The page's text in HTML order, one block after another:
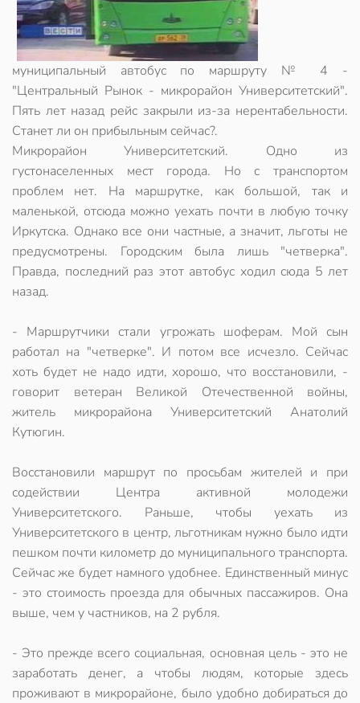
муниципальный автобус по маршруту № 4 -
"Центральный Рынок - микрорайон Университетский".
Пять лет назад рейс закрыли из-за нерентабельности.
Станет ли он прибыльным сейчас?.
Микрорайон Университетский. Одно из
густонаселенных мест города. Но с транспортом
проблем нет. На маршрутке, как большой, так и
маленькой, отсюда можно уехать почти в любую точку
Иркутска. Однако все они частные, а значит, льготы не
предусмотрены. Городским была лишь "четверка".
Правда, последний раз этот автобус ходил сюда 5 лет
назад.
- Маршрутчики стали угрожать шоферам. Мой сын
работал на "четверке". И потом все исчезло. Сейчас
хоть будет не надо идти, хорошо, что восстановили, -
говорит ветеран Великой Отечественной войны,
житель микрорайона Университетский Анатолий
Кутюгин.
Восстановили маршрут по просьбам жителей и при
содействии Центра активной молодежи
Университетского. Раньше, чтобы уехать из
Университетского в центр, льготникам нужно было идти
пешком почти километр до муниципального транспорта.
Сейчас же будет намного удобнее. Единственный минус
- это стоимость проезда для обычных пассажиров. Она
выше, чем у частников, на 2 рубля.
- Это прежде всего социальная, основная цель - это не
заработать денег, а чтобы людям, которые здесь
проживают в микрорайоне, было удобно добираться до